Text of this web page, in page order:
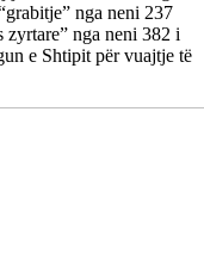
nga neni 237
nga neni 382 i
e Shtipit për vuajtje të